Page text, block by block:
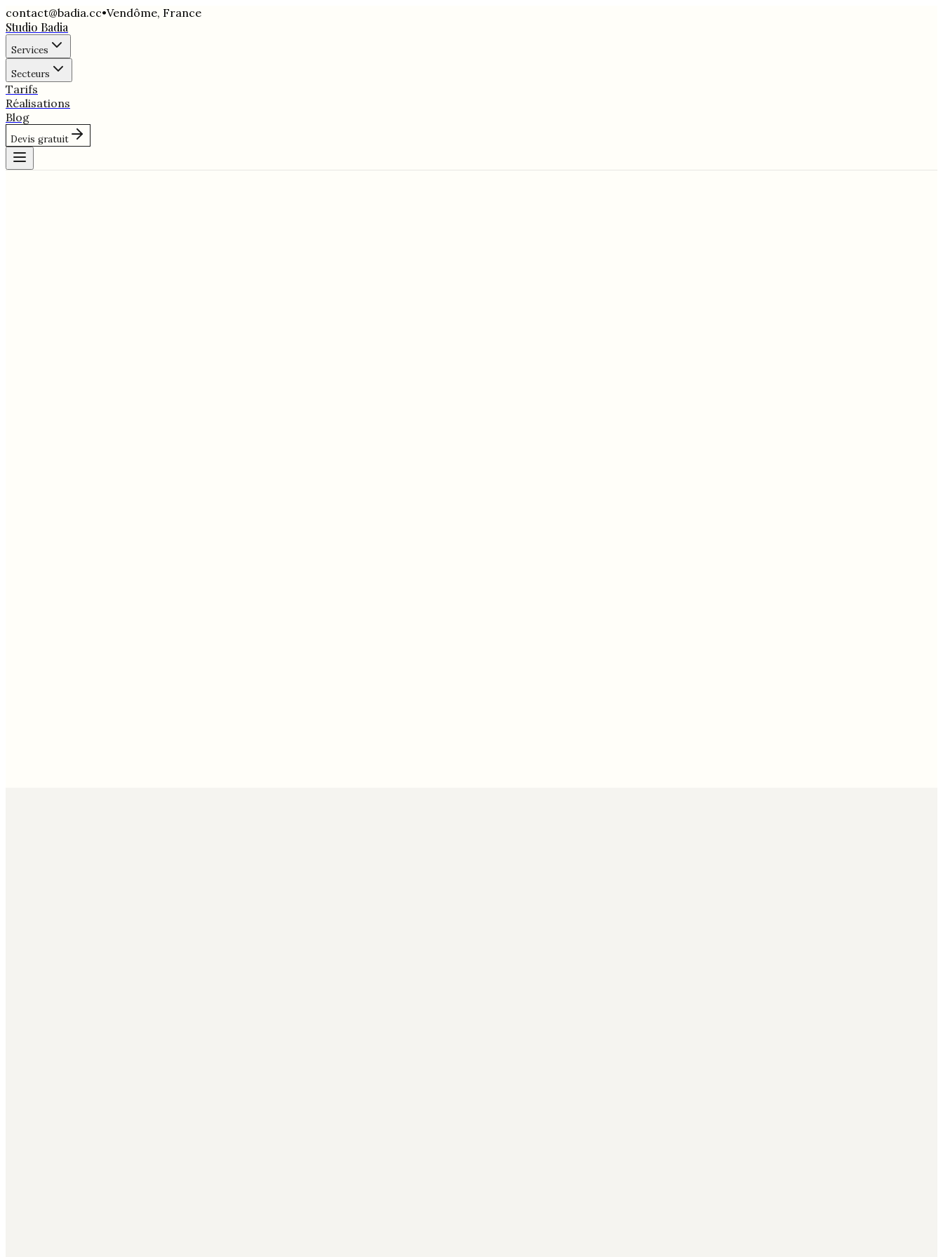
contact@badia.cc•Vendôme, France
Studio Badia
Services
Secteurs
Tarifs
Réalisations
Blog
Devis gratuit